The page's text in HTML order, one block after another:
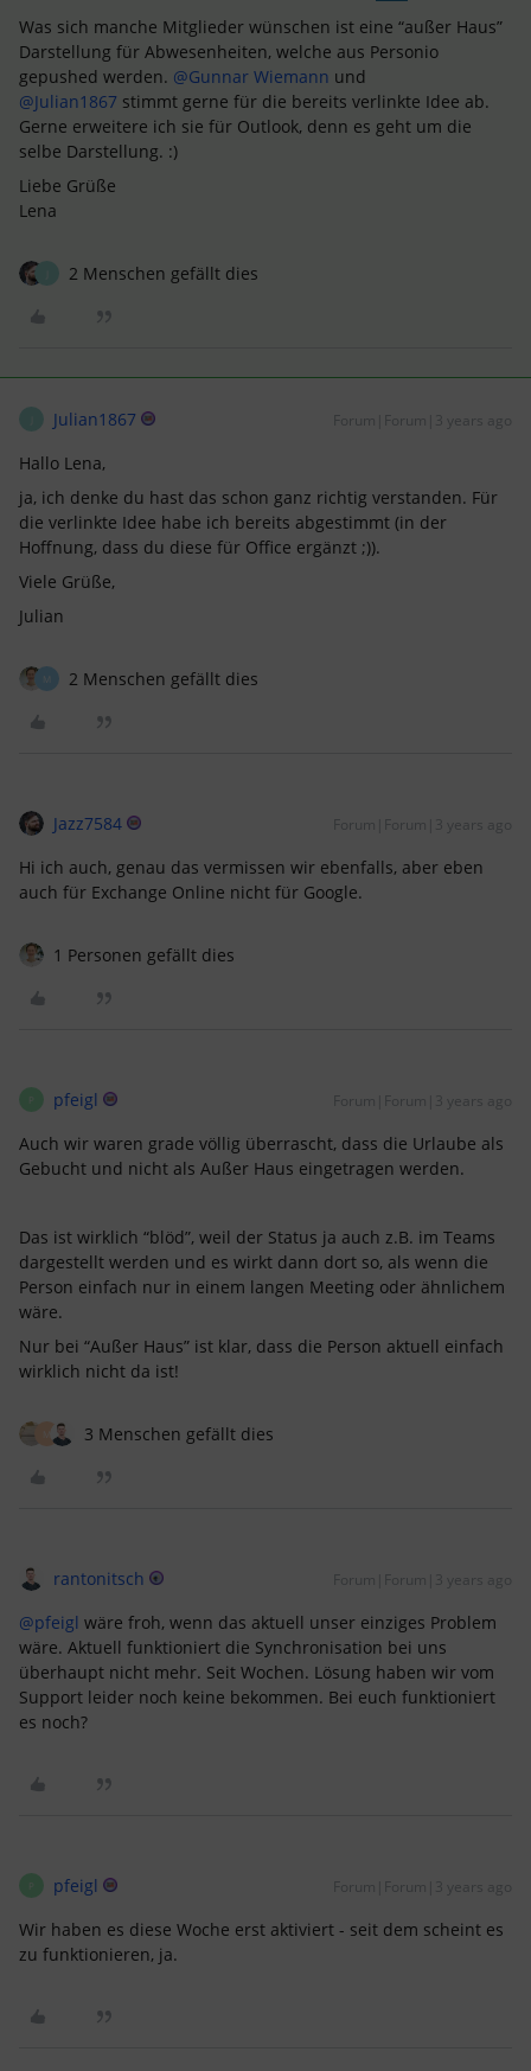
Was sich manche Mitglieder wünschen ist eine “außer Haus”
Darstellung für Abwesenheiten, welche aus Personio
gepushed werden. @Gunnar Wiemann und
@Julian1867 stimmt gerne für die bereits verlinkte Idee ab.
Gerne erweitere ich sie für Outlook, denn es geht um die
selbe Darstellung. :)
Liebe Grüße
Lena
2 Menschen gefällt dies
Julian1867 Forum|Forum|3 years ago
Hallo Lena,
ja, ich denke du hast das schon ganz richtig verstanden. Für
die verlinkte Idee habe ich bereits abgestimmt (in der
Hoffnung, dass du diese für Office ergänzt ;)).
Viele Grüße,
Julian
M 2 Menschen gefällt dies
Jazz7584 Forum|Forum|3 years ago
Hi ich auch, genau das vermissen wir ebenfalls, aber eben
auch für Exchange Online nicht für Google.
1 Personen gefällt dies
pfeigl Forum|Forum|3 years ago
Auch wir waren grade völlig überrascht, dass die Urlaube als
Gebucht und nicht als Außer Haus eingetragen werden.
Das ist wirklich “blöd”, weil der Status ja auch z.B. im Teams
dargestellt werden und es wirkt dann dort so, als wenn die
Person einfach nur in einem langen Meeting oder ähnlichem
wäre.
Nur bei “Außer Haus” ist klar, dass die Person aktuell einfach
wirklich nicht da ist!
3 Menschen gefällt dies
rantonitsch Forum|Forum|3 years ago
@pfeigl wäre froh, wenn das aktuell unser einziges Problem
wäre. Aktuell funktioniert die Synchronisation bei uns
überhaupt nicht mehr. Seit Wochen. Lösung haben wir vom
Support leider noch keine bekommen. Bei euch funktioniert
es noch?
pfeigl Forum|Forum|3 years ago
Wir haben es diese Woche erst aktiviert - seit dem scheint es
zu funktionieren, ja.